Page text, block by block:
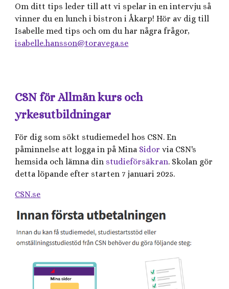
Om ditt tips leder till att vi spelar in en intervju så
vinner du en lunch i bistron i Åkarp! Hör av dig till
Isabelle med tips och om du har några frågor,
isabelle.hansson@toravega.se
CSN för Allmän kurs och
yrkesutbildningar
För dig som sökt studiemedel hos CSN. En
påminnelse att logga in på Mina Sidorvia CSN's
hemsida och lämna din studieförsäkran. Skolan gör
detta löpande efter starten 7 januari 2025.
CSN.se